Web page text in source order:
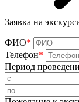
Заявка на
ФИО*
Телефон*
Период